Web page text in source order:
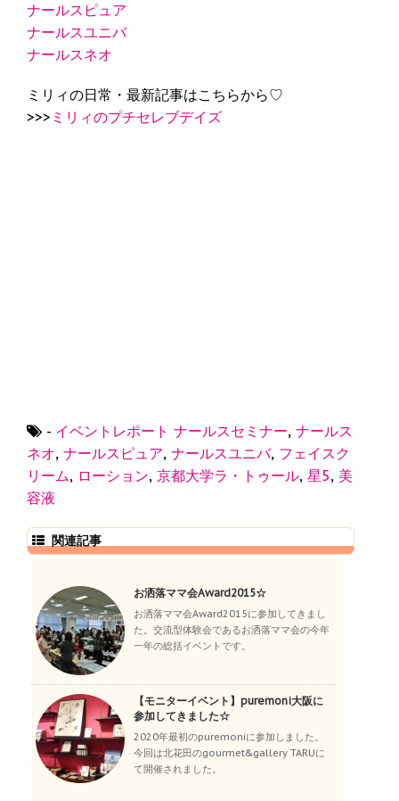
ナールスピュア
ナールスユニバ
ナールスネオ
ミリィの日常・最新記事はこちらから♡
>>> ミリィのプチセレブデイズ
- イベントレポート ナールスセミナー, ナールス
ネオ, ナールスピュア, ナールスユニバ, フェイスク
リーム, ローション, 京都大学ラ・トゥール, 星5, 美
容液
関連記事
お洒落ママ会Award2015☆
お洒落ママ会Award2015に参加してきまし
た。交流型体験会であるお洒落ママ会の今年
一年の総括イベントです。
【モニターイベント】puremoni大阪に
参加してきました☆
2020年最初のpuremoniに参加しました。
今回は北花田のgourmet&gallery TARUに
て開催されました。